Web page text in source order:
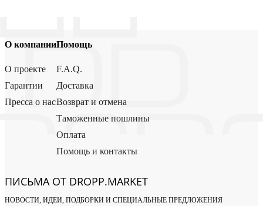
О компании
О проекте
Гарантии
Пресса о нас
Помощь
F.A.Q.
Доставка
Возврат и отмена
Таможенные пошлины
Оплата
Помощь и контакты
ПИСЬМА ОТ DROPP.MARKET
НОВОСТИ, ИДЕИ, ПОДБОРКИ И СПЕЦИАЛЬНЫЕ ПРЕДЛОЖЕНИЯ